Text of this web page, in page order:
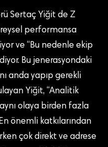
Sertaç Yiğit de Z
performansa
ve “Bu nedenle ekip
Bu jenerasyondaki
anda yapıp gerekli
Yiğit, “Analitik
olaya birden fazla
önemli katkılarından
çok direkt ve adrese